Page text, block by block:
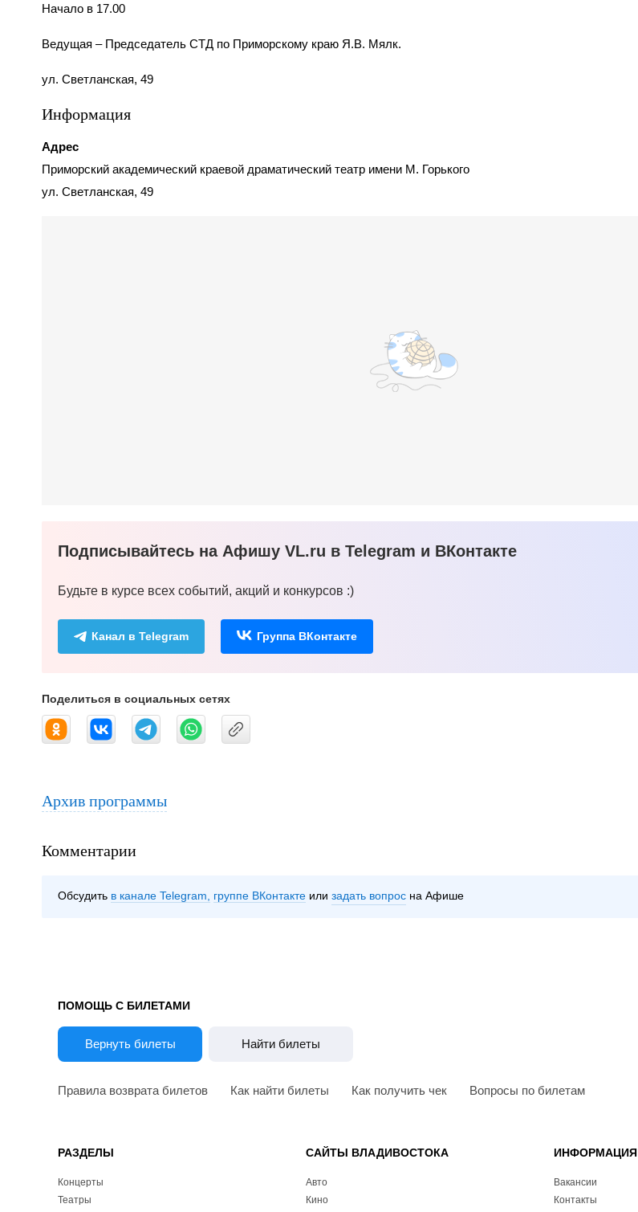
Начало в 17.00
Ведущая – Председатель СТД по Приморскому краю Я.В. Мялк.
ул. Светланская, 49
Информация
Адрес
Приморский академический краевой драматический театр имени М. Горького
ул. Светланская, 49
Подписывайтесь на Афишу VL.ru в Telegram и ВКонтакте
Будьте в курсе всех событий, акций и конкурсов :)
Канал в Telegram Группа ВКонтакте
Поделиться в социальных сетях
Архив программы
Комментарии
Обсудить в канале Telegram группе ВКонтакте задать вопрос на Афише
ПОМОЩЬ С БИЛЕТАМИ
Вернуть билеты Найти билеты
Правила возврата билетов Как найти билеты Как получить чек Вопросы по билетам
РАЗДЕЛЫ
Концерты
Театры
САЙТЫ ВЛАДИВОСТОКА
Авто
Кино
ИНФОРМАЦИЯ
Вакансии
Контакты